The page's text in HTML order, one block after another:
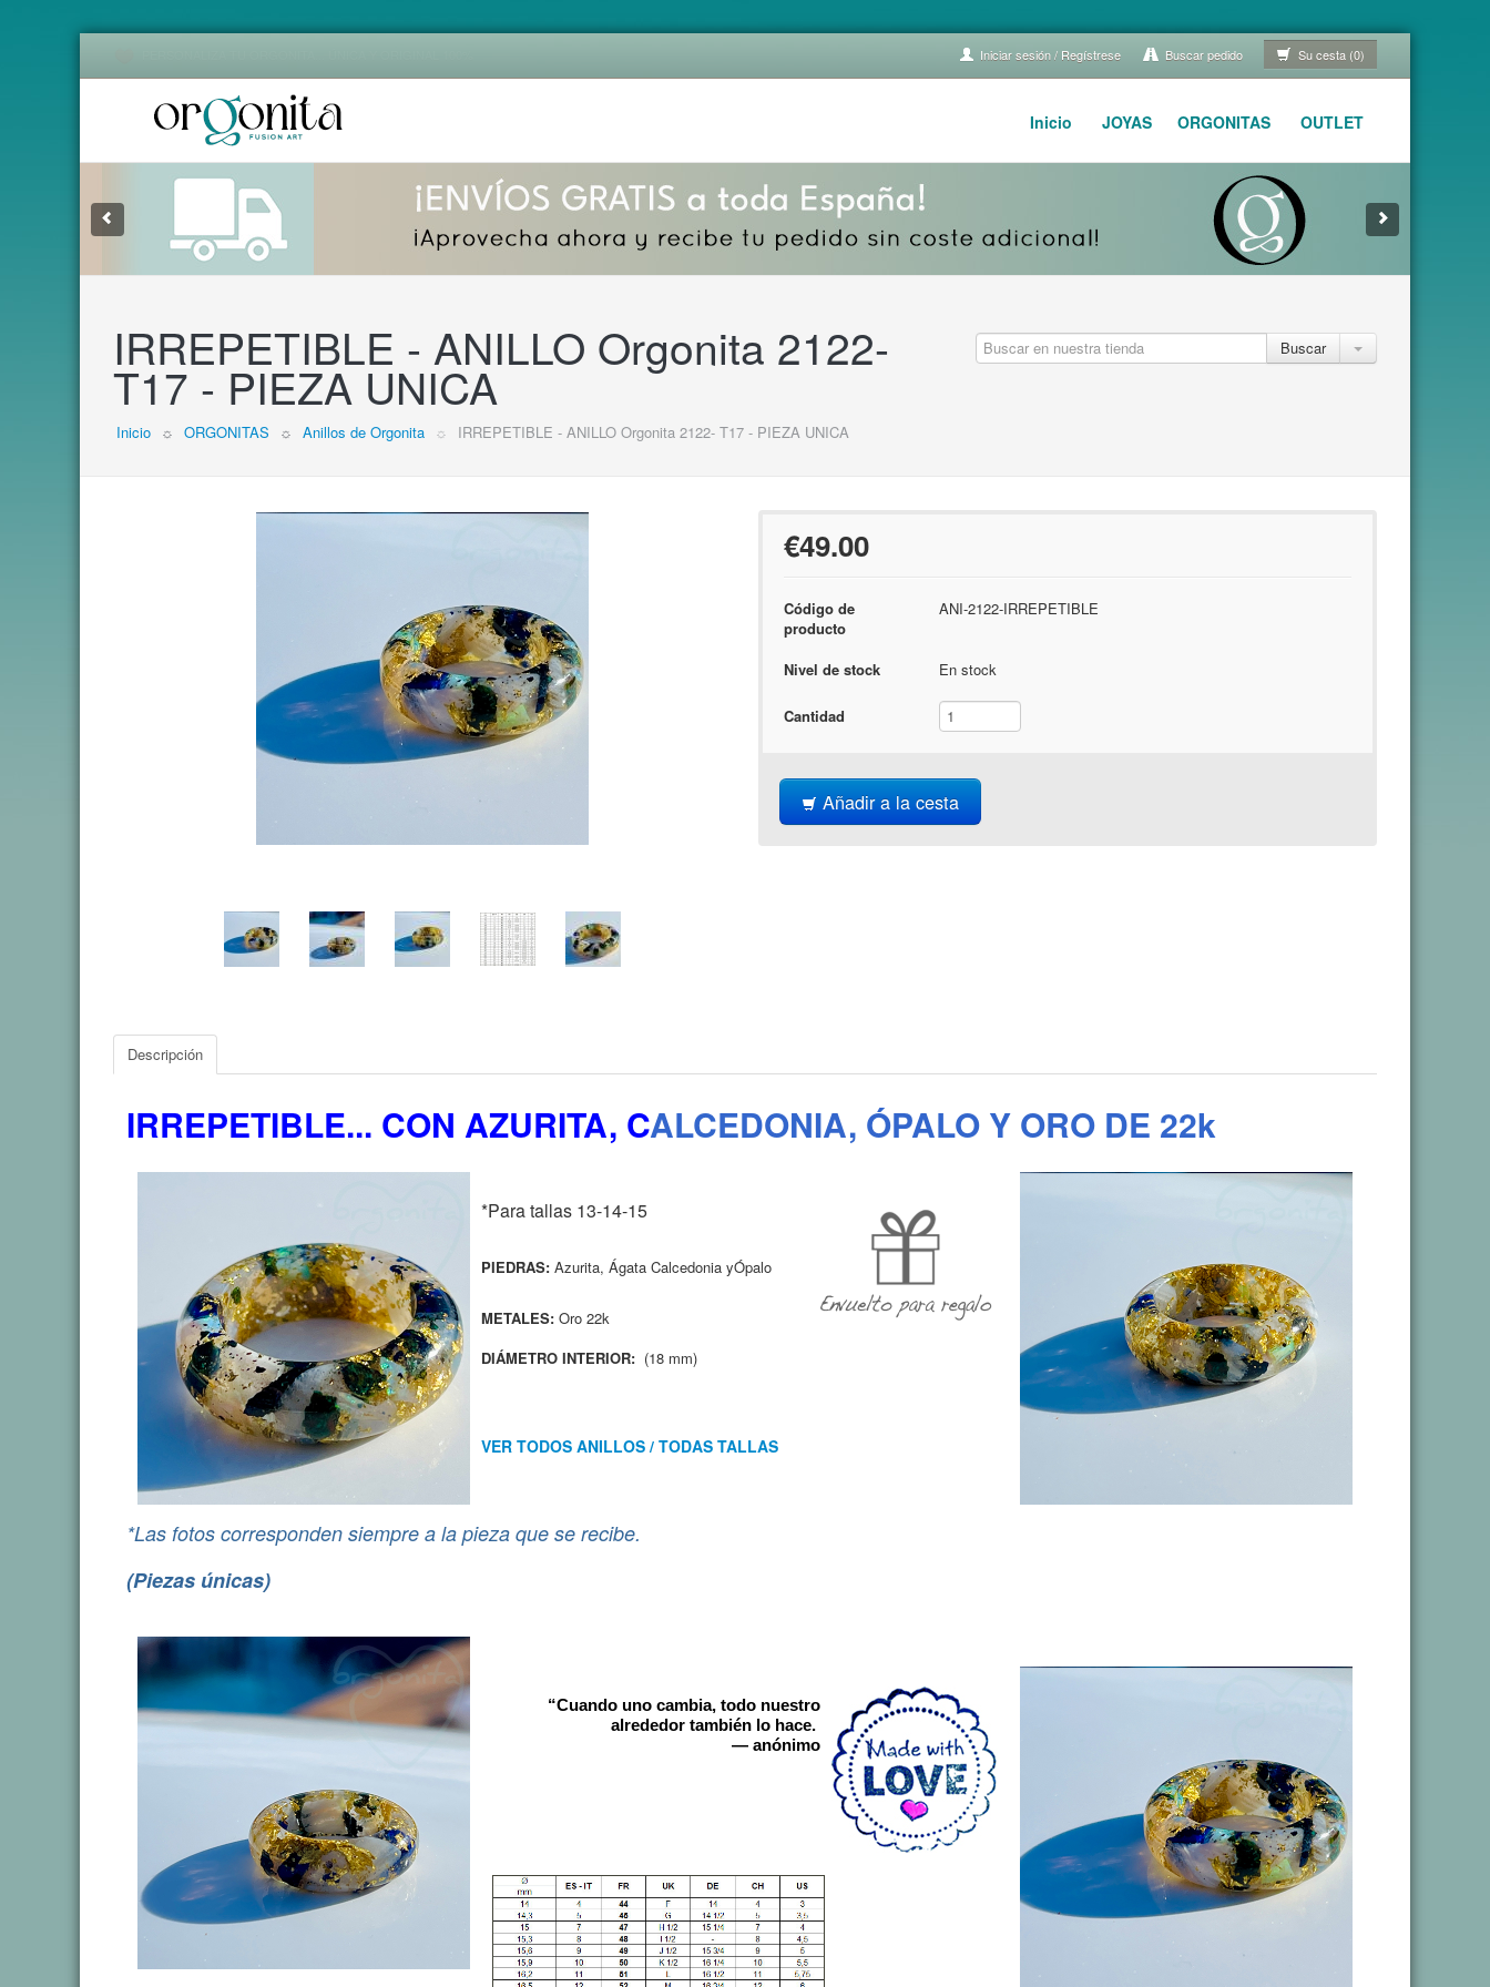
Iniciar sesión / Regístrese Buscar pedido Su cesta (0)
Inicio JOYAS ORGONITAS OUTLET
IRREPETIBLE - ANILLO Orgonita 2122-
T17 - PIEZA UNICA
Inicio ☼ ORGONITAS ☼ Anillos de Orgonita ☼ IRREPETIBLE - ANILLO Orgonita 2122- T17 - PIEZA UNICA
Buscar
€49.00
Código de
producto
ANI-2122-IRREPETIBLE
Nivel de stock En stock
Cantidad
Añadir a la cesta
Descripción
IRREPETIBLE... CON AZURITA, CALCEDONIA, ÓPALO Y ORO DE 22k
*Para tallas 13-14-15
PIEDRAS: Azurita, Ágata Calcedonia yÓpalo
METALES: Oro 22k
DIÁMETRO INTERIOR: (18 mm)
VER TODOS ANILLOS / TODAS TALLAS
*Las fotos corresponden siempre a la pieza que se recibe.
(Piezas únicas)
“Cuando uno cambia, todo nuestro
alrededor también lo hace.
— anónimo